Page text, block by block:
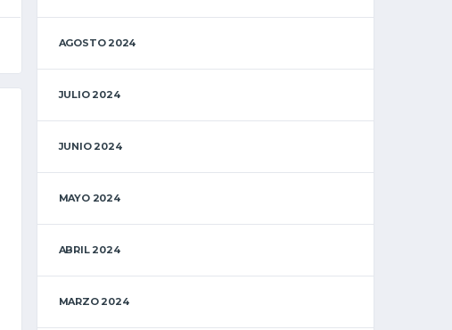
AGOSTO 2024
JULIO 2024
JUNIO 2024
MAYO 2024
ABRIL 2024
MARZO 2024